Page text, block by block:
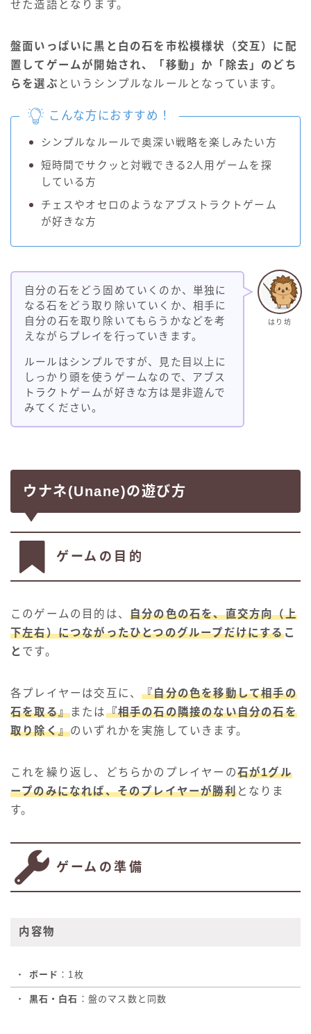
せた造語となります。
盤面いっぱいに黒と白の石を市松模様状（交互）に配
置してゲームが開始され、「移動」か「除去」のどち
らを選ぶ というシンプルなルールとなっています。
こんな方におすすめ！
シンプルなルールで奥深い戦略を楽しみたい方
短時間でサクッと対戦できる2人用ゲームを探
している方
チェスやオセロのようなアブストラクトゲーム
が好きな方
はり坊
自分の石をどう固めていくのか、単独に
なる石をどう取り除いていくか、相手に
自分の石を取り除いてもらうかなどを考
えながらプレイを行っていきます。
ルールはシンプルですが、見た目以上に
しっかり頭を使うゲームなので、アブス
トラクトゲームが好きな方は是非遊んで
みてください。
ウナネ(Unane)の遊び方
ゲームの目的
このゲームの目的は、 自分の色の石を、直交方向（上
下左右）につながったひとつのグループだけにするこ
と です。
各プレイヤーは交互に、『自分の色を移動して相手の
石を取る』または『相手の石の隣接のない自分の石を
取り除く』のいずれかを実施していきます。
これを繰り返し、どちらかのプレイヤーの石が1グル
ープのみになれば、そのプレイヤーが勝利となりま
す。
ゲームの準備
内容物
・ ボード ：1枚
・ 黒石・白石 ：盤のマス数と同数